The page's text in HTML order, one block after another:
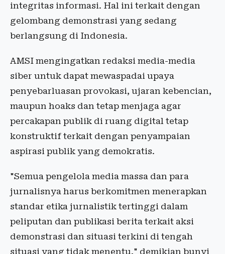
integritas informasi. Hal ini terkait dengan
gelombang demonstrasi yang sedang
berlangsung di Indonesia.
AMSI mengingatkan redaksi media-media
siber untuk dapat mewaspadai upaya
penyebarluasan provokasi, ujaran kebencian,
maupun hoaks dan tetap menjaga agar
percakapan publik di ruang digital tetap
konstruktif terkait dengan penyampaian
aspirasi publik yang demokratis.
"Semua pengelola media massa dan para
jurnalisnya harus berkomitmen menerapkan
standar etika jurnalistik tertinggi dalam
peliputan dan publikasi berita terkait aksi
demonstrasi dan situasi terkini di tengah
situasi yang tidak menentu," demikian bunyi